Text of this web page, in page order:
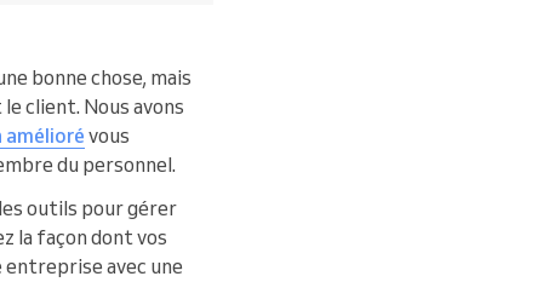
bonne chose, mais
client. Nous avons
améliorévous
du personnel.
outils pour gérer
la façon dont vos
avec une